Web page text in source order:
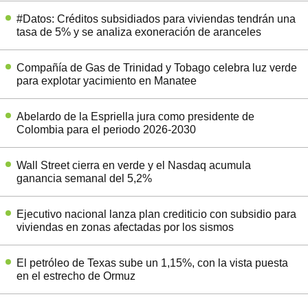
#Datos: Créditos subsidiados para viviendas tendrán una
tasa de 5% y se analiza exoneración de aranceles
Compañía de Gas de Trinidad y Tobago celebra luz verde
para explotar yacimiento en Manatee
Abelardo de la Espriella jura como presidente de
Colombia para el periodo 2026-2030
Wall Street cierra en verde y el Nasdaq acumula
ganancia semanal del 5,2%
Ejecutivo nacional lanza plan crediticio con subsidio para
viviendas en zonas afectadas por los sismos
El petróleo de Texas sube un 1,15%, con la vista puesta
en el estrecho de Ormuz